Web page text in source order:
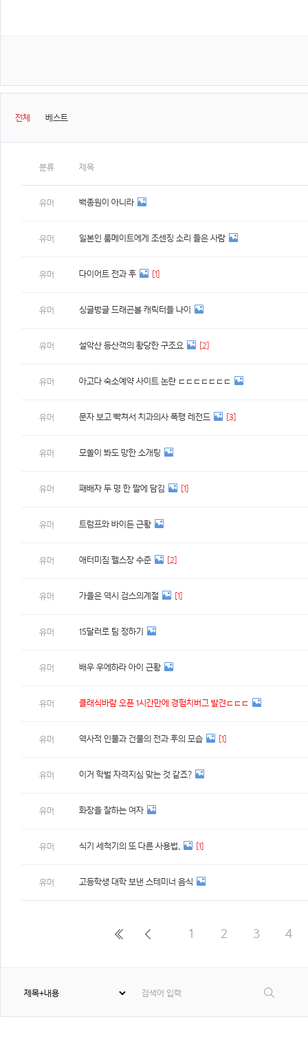
전체 베스트
분류 제목
유머 백종원이 아니라
유머 일본인 룸메이트에게 조센징 소리 들은 사람
유머 다이어트 전과 후 [1]
유머 싱글벙글 드래곤볼 캐릭터들 나이
유머 설악산 등산객의 황당한 구조요 [2]
유머 아고다 숙소예약 사이트 논란 ㄷㄷㄷㄷㄷㄷㄷ
유머 문자 보고 빡쳐서 치과의사 폭행 레전드 [3]
유머 모쏠이 봐도 망한 소개팅
유머 패배자 두 명 한 짤에 담김 [1]
유머 트럼프와 바이든 근황
유머 애터미짐 헬스장 수준 [2]
유머 가을은 역시 검스의계절 [1]
유머 15달러로 팀 정하기
유머 배우 우에하라 아이 근황
유머 클래식바람 오픈 1시간만에 경험치버그 발견ㄷㄷㄷ
유머 역사적 인물과 건물의 전과 후의 모습 [1]
유머 이거 학벌 자격지심 맞는 것 같죠?
유머 화장을 잘하는 여자
유머 식기 세척기의 또 다른 사용법. [1]
유머 고등학생 대학 보낸 스테미너 음식
1 2 3 4